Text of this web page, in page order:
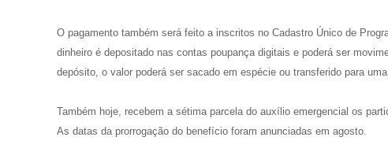
O pagamento também será feito a inscritos no Cadastro Único de
dinheiro é depositado nas contas poupança digitais e poderá ser
depósito, o valor poderá ser sacado em espécie ou transferido para
Também hoje, recebem a sétima parcela do auxílio emergencial os
As datas da prorrogação do benefício foram anunciadas em agosto.